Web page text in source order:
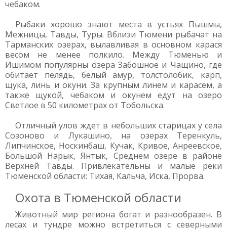
чебаком.
Рыбаки хорошо знают места в устьях Пышмы,
Межницы, Тавды, Туры. Вблизи Тюмени рыбачат на
Тарманских озерах, вылавливая в основном карася
весом не менее полкило. Между Тюменью и
Ишимом популярны озера Забошное и Чащино, где
обитает пелядь, белый амур, толстолобик, карп,
щука, линь и окуни. За крупным линем и карасем, а
также щукой, чебаком и окунем едут на озеро
Светлое в 50 километрах от Тобольска.
Отличный улов ждет в небольших старицах у села
Созоново и Лукашино, на озерах Теренкуль,
Липчинское, Носкинбаш, Кучак, Кривое, Анреевское,
Большой Нарык, Янтык, Среднем озере в районе
Верхней Тавды. Привлекательны и малые реки
Тюменской области: Тихая, Кальча, Иска, Прорва.
Охота в Тюменской области
Животный мир региона богат и разнообразен. В
лесах и тундре можно встретиться с северными